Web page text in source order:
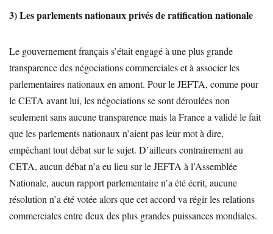
3) Les parlements nationaux privés de ratification nationale
Le gouvernement français s’était engagé à une plus grande
transparence des négociations commerciales et à associer les
parlementaires nationaux en amont. Pour le JEFTA, comme pour
le CETA avant lui, les négociations se sont déroulées non
seulement sans aucune transparence mais la France a validé le fait
que les parlements nationaux n’aient pas leur mot à dire,
empêchant tout débat sur le sujet. D’ailleurs contrairement au
CETA, aucun débat n’a eu lieu sur le JEFTA à l’Assemblée
Nationale, aucun rapport parlementaire n’a été écrit, aucune
résolution n’a été votée alors que cet accord va régir les relations
commerciales entre deux des plus grandes puissances mondiales.